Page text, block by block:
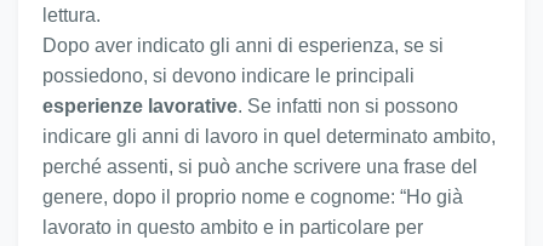
lettura.
Dopo aver indicato gli anni di esperienza, se si
possiedono, si devono indicare le principali
esperienze lavorative. Se infatti non si possono
indicare gli anni di lavoro in quel determinato ambito,
perché assenti, si può anche scrivere una frase del
genere, dopo il proprio nome e cognome: “Ho già
lavorato in questo ambito e in particolare per